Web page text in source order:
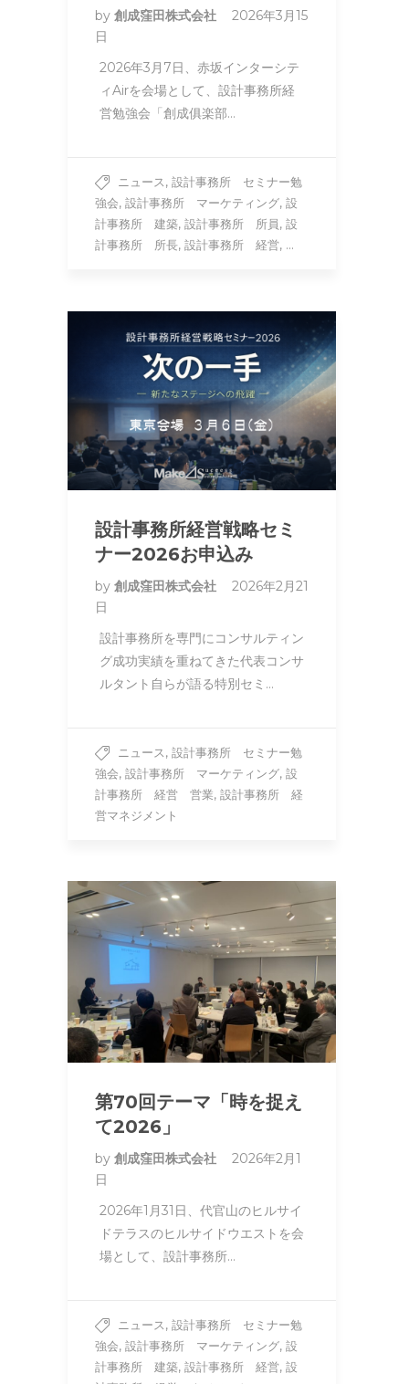
by 創成窪田株式会社
2026年3月15
日
2026年3月7日、赤坂インターシテ
ィAirを会場として、設計事務所経
営勉強会「創成俱楽部…
ニュース, 設計事務所 セミナー勉
強会, 設計事務所 マーケティング, 設
計事務所 建築, 設計事務所 所員, 設
計事務所 所長, 設計事務所 経営, ...
設計事務所経営戦略セミ
ナー2026お申込み
by 創成窪田株式会社
2026年2月21
日
設計事務所を専門にコンサルティン
グ成功実績を重ねてきた代表コンサ
ルタント自らが語る特別セミ…
ニュース, 設計事務所 セミナー勉
強会, 設計事務所 マーケティング, 設
計事務所 経営 営業, 設計事務所 経
営マネジメント
第70回テーマ「時を捉え
て2026」
by 創成窪田株式会社
2026年2月1
日
2026年1月31日、代官山のヒルサイ
ドテラスのヒルサイドウエストを会
場として、設計事務所…
ニュース, 設計事務所 セミナー勉
強会, 設計事務所 マーケティング, 設
計事務所 建築, 設計事務所 経営, 設